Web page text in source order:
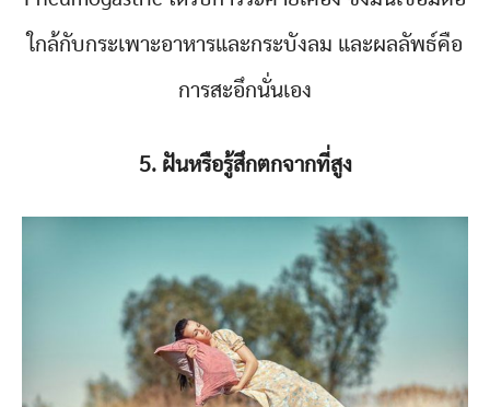
ใกล้กับกระเพาะอาหารและกระบังลม และผลลัพธ์คือ
การสะอึกนั่นเอง
5. ฝันหรือรู้สึกตกจากที่สูง